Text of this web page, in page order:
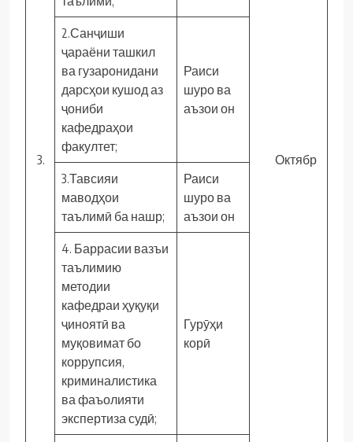
3. Октябр
2.Санҷиши
ҷараёни ташкил
ва гузаронидани
дарсҳои кушод аз
ҷониби
кафедраҳои
факултет;
Раиси
шуро ва
аъзои он
3.Тавсияи
маводҳои
таълимӣ ба нашр;
Раиси
шуро ва
аъзои он
4. Баррасии вазъи
таълимию
методии
кафедраи ҳуқуқи
ҷиноятӣ ва
муқовимат бо
коррупсия,
криминалистика
ва фаъолияти
экспертиза судӣ;
Гурӯҳи
корӣ